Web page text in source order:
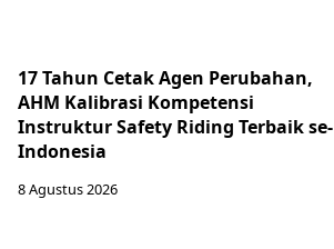
17 Tahun Cetak Agen Perubahan,
AHM Kalibrasi Kompetensi
Instruktur Safety Riding Terbaik se-
Indonesia
8 Agustus 2026